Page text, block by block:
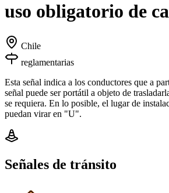
uso obligatorio de
Chile
reglamentarias
Esta señal indica a los conductores que a
señal puede ser portátil a objeto de
se requiera. En lo posible, el lugar de
puedan virar en "U".
Señales de tránsito